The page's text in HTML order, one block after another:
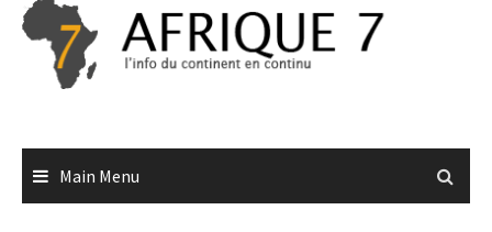
Skip
content
Main Menu